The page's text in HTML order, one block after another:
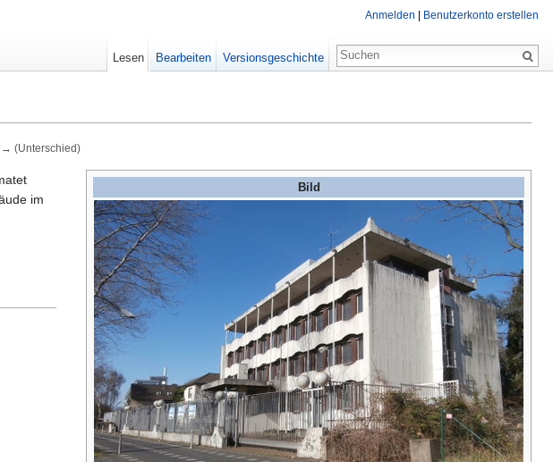
→ (Unterschied)
Bild
im
Anmelden Benutzerkonto erstellen
Lesen Bearbeiten Versionsgeschichte